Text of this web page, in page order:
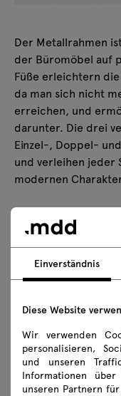
Der Metallrahmen
der Büromöbel auf
Füße erleichtern
da man sich nicht
erreichen, und
darunter. Die drei
Einzel-, Doppel-
und verleihen jeder
modernen
Technische
Ökologie
Einverständnis
Diese Website
Wir verwenden
personalisieren,
und unseren
Informationen
unseren Partnern für